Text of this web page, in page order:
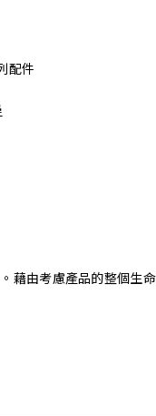
配件
藉由考慮產品的整個